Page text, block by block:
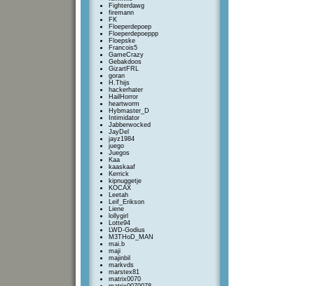
Fighterdawg
firemann
FK
Floeperdepoep
Floeperdepoeppp
Floepske
Francois5
GameCrazy
Gebakdoos
GizartFRL
goran
H.Thijs
hackerhater
HailHorror
heartworm
Hybmaster_D
Intimidator
Jabberwocked
JayDel
jayz1984
juego
Juegos
Kaa
kaaskaaf
Kerrick
kipnuggetje
KOCAX
Leetah
Leif_Erikson
Liene
lollygirl
Lotte94
LWD-Godius
M3THoD_MAN
mai.b
maji
majinbil
markvds
marstex81
matrix0070